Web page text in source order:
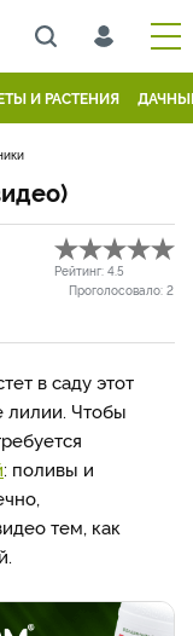
И РАСТЕНИЯ
Рейтинг: 4.5
Проголосовало: 2
в саду этот
лилии. Чтобы
: поливы и
тем, как